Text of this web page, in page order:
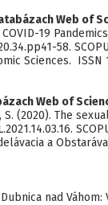
Web of
19
58.
Sciences. ISSN
Web of
S. (2020). The
a
nad